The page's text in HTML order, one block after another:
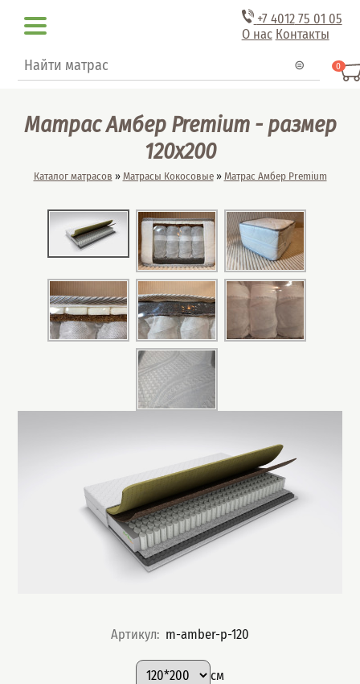
+7 401275 01 05
О нас Контакты
Форма поиска
Поиск 0
Матрас Амбер Premium - размер
120x200
Вы здесь
Каталог матрасов » Матрасы Кокосовые» Матрас Амбер Premium
Артикул: m-amber-p-120
Подобрать вариант
Размер:
см